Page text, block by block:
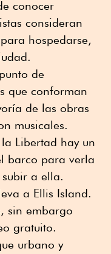
conocer
consideran
hospedarse,
de
que conforman
de las obras
musicales.
Libertad hay un
barco para verla
a ella.
a Ellis Island.
sin embargo
gratuito.
urbano y